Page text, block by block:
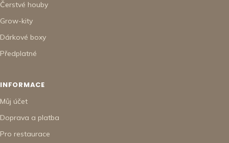
Čerstvé houby
Grow-kity
Dárkové boxy
Předplatné
INFORMACE
Můj účet
Doprava a platba
Pro restaurace